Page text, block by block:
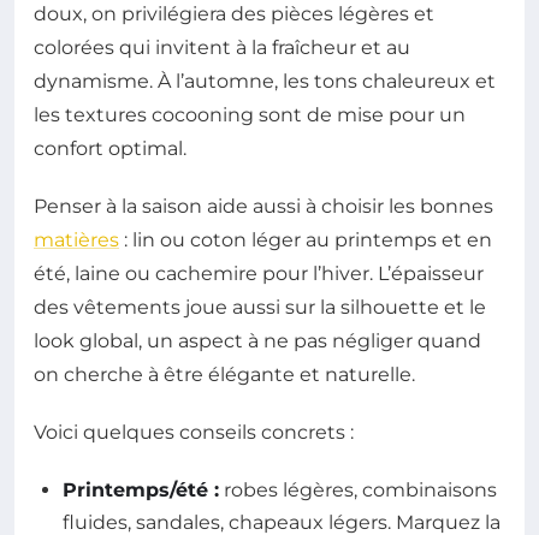
doux, on privilégiera des pièces légères et
colorées qui invitent à la fraîcheur et au
dynamisme. À l’automne, les tons chaleureux et
les textures cocooning sont de mise pour un
confort optimal.
Penser à la saison aide aussi à choisir les bonnes
matières : lin ou coton léger au printemps et en
été, laine ou cachemire pour l’hiver. L’épaisseur
des vêtements joue aussi sur la silhouette et le
look global, un aspect à ne pas négliger quand
on cherche à être élégante et naturelle.
Voici quelques conseils concrets :
Printemps/été : robes légères, combinaisons
fluides, sandales, chapeaux légers. Marquez la